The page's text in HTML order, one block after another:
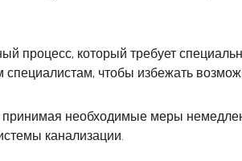
процесс, который требует
чтобы избежать
принимая необходимые меры
канализации.